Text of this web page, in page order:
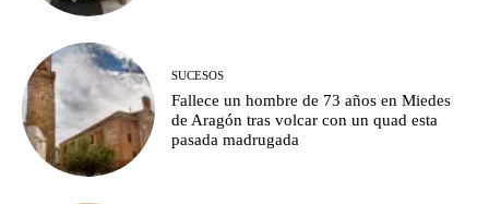
SUCESOS
Fallece un hombre de 73 años en Miedes
de Aragón tras volcar con un quad esta
pasada madrugada